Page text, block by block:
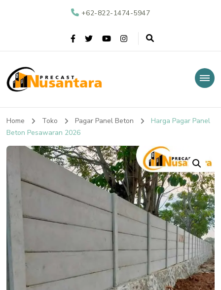
+62-822-1474-5947
Nusantara Precast
Home Toko Pagar Panel Beton
Harga Pagar Panel
Beton Pesawaran 2026